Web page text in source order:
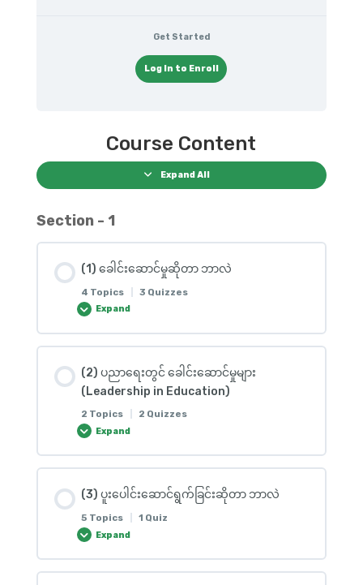
Get Started
Log In to Enroll
Course Content
Expand All
Section - 1
(1) ခေါင်းဆောင်မှုဆိုတာ ဘာလဲ
4 Topics 3 Quizzes
Expand
0% COMPLETE 0/4 Steps
(1) Quiz (Question Set)
(1) အောက်ပါမေးခွန်းများကိုဖြေဆိုပါ။
(2) What is Leadership?
(2) ပညာရေးတွင် ခေါင်းဆောင်မှုများ
(Leadership in Education)
2 Topics 2 Quizzes
Expand
0% COMPLETE 0/2 Steps
(1) Open Question
(3) ပူးပေါင်းဆောင်ရွက်ခြင်းဆိုတာ ဘာလဲ
5 Topics 1 Quiz
Expand